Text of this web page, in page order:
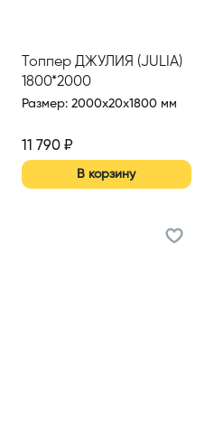
Топпер ДЖУЛИЯ (JULIA)
1800*2000
Размер: 2000x20x1800 мм
11 790 ₽
В корзину